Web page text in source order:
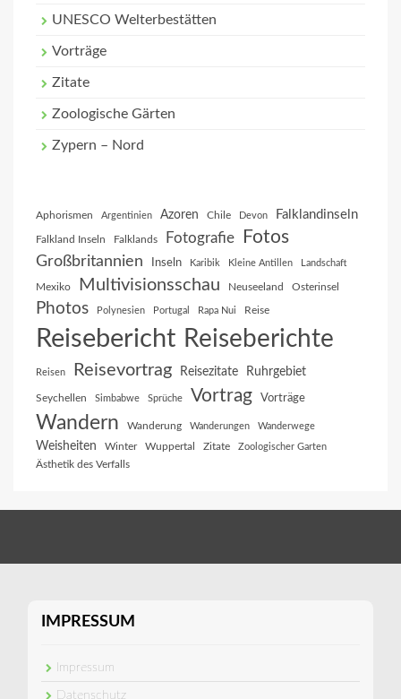
UNESCO Welterbestätten
Vorträge
Zitate
Zoologische Gärten
Zypern – Nord
Aphorismen Argentinien Azoren Chile Devon Falklandinseln
Falkland Inseln Falklands Fotografie Fotos
Großbritannien Inseln Karibik Kleine Antillen Landschaft
Mexiko Multivisionsschau Neuseeland Osterinsel
Photos Polynesien Portugal Rapa Nui Reise
Reisebericht Reiseberichte
Reisen Reisevortrag Reisezitate Ruhrgebiet
Seychellen Simbabwe Sprüche Vortrag Vorträge
Wandern Wanderung Wanderungen Wanderwege
Weisheiten Winter Wuppertal Zitate Zoologischer Garten
Ästhetik des Verfalls
IMPRESSUM
Impressum
Datenschutz